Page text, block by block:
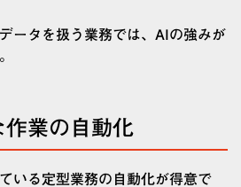
ータを扱う業務では、AIの強みが
作業の自動化
いる定型業務の自動化が得意で